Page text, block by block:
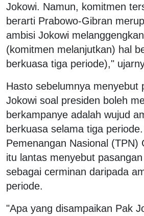
Jokowi. Namun, komitmen
berarti Prabowo-Gibran
ambisi Jokowi
(komitmen melanjutkan) hal
berkuasa tiga periode),"
Hasto sebelumnya menyebut
Jokowi soal presiden boleh
berkampanye adalah wujud
berkuasa selama tiga
Pemenangan Nasional (TPN)
itu lantas menyebut
sebagai cerminan daripada
periode.
"Apa yang disampaikan Pak